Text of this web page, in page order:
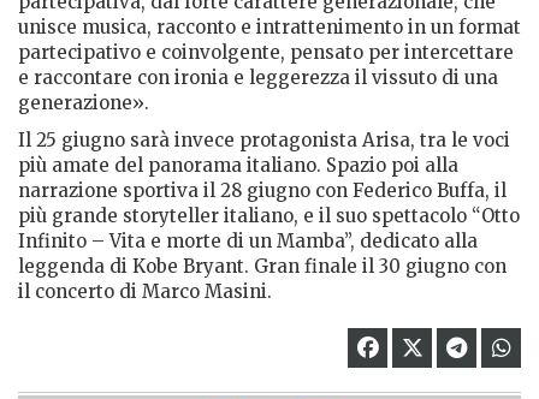
unisce musica, racconto e intrattenimento in un format
partecipativo e coinvolgente, pensato per intercettare
e raccontare con ironia e leggerezza il vissuto di una
generazione».
Il 25 giugno sarà invece protagonista Arisa, tra le voci
più amate del panorama italiano. Spazio poi alla
narrazione sportiva il 28 giugno con Federico Buffa, il
più grande storyteller italiano, e il suo spettacolo “Otto
Infinito – Vita e morte di un Mamba”, dedicato alla
leggenda di Kobe Bryant. Gran finale il 30 giugno con
il concerto di Marco Masini.